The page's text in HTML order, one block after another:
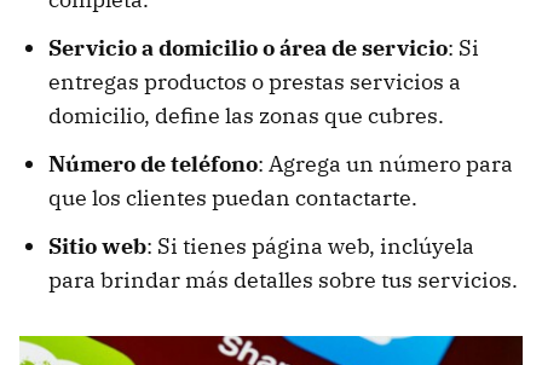
Servicio a domicilio o área de servicio: Si
entregas productos o prestas servicios a
domicilio, define las zonas que cubres.
Número de teléfono: Agrega un número para
que los clientes puedan contactarte.
Sitio web: Si tienes página web, inclúyela
para brindar más detalles sobre tus servicios.